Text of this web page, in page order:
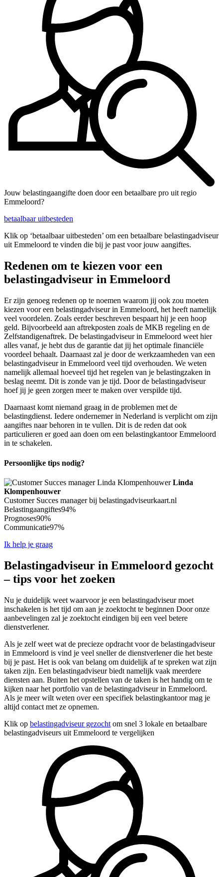
Jouw belastingaangifte doen door een betaalbare pro uit regio
Emmeloord?
betaalbaar uitbesteden
Klik op ‘betaalbaar uitbesteden’ om een betaalbare belastingadviseur
uit Emmeloord te vinden die bij je past voor jouw aangiftes.
Redenen om te kiezen voor een
belastingadviseur in Emmeloord
Er zijn genoeg redenen op te noemen waarom jij ook zou moeten
kiezen voor een belastingadviseur in Emmeloord, het heeft namelijk
veel voordelen. Zoals eerder beschreven bespaart hij je een hoop
geld. Bijvoorbeeld aan aftrekposten zoals de MKB regeling en de
Zelfstandigenaftrek. De belastingadviseur in Emmeloord weet hier
alles vanaf, je hebt dus de garantie dat jij het optimale financiële
voordeel behaalt. Daarnaast zal je door de werkzaamheden van een
belastingadviseur in Emmeloord veel tijd overhouden. We weten
namelijk allemaal hoeveel tijd het regelen van je belastingzaken in
beslag neemt. Dit is zonde van je tijd. Door de belastingadviseur
hoef jij je geen zorgen meer te maken over verspilde tijd.
Daarnaast komt niemand graag in de problemen met de
belastingdienst. Iedere ondernemer in Nederland is verplicht om zijn
aangiftes naar behoren in te vullen. Dit is de reden dat ook
particulieren er goed aan doen om een belastingkantoor Emmeloord
in te schakelen.
Persoonlijke tips nodig?
Linda
Klompenhouwer
Customer Succes manager bij belastingadviseurkaart.nl
Belastingaangiftes94%
Prognoses90%
Communicatie97%
Ik help je graag
Belastingadviseur in Emmeloord gezocht
– tips voor het zoeken
Nu je duidelijk weet waarvoor je een belastingadviseur moet
inschakelen is het tijd om aan je zoektocht te beginnen Door onze
aanbevelingen zal je zoektocht eindigen bij een veel betere
dienstverlener.
Als je zelf weet wat de precieze opdracht voor de belastingadviseur
in Emmeloord is vind je veel sneller de dienstverlener die het beste
bij je past. Het is ook van belang om duidelijk af te spreken wat zijn
taken zijn. Een belastingadviseur biedt namelijk vaak meerdere
diensten aan. Buiten het opstellen van de taken is het handig om te
kijken naar het portfolio van de belastingadviseur in Emmeloord.
Als je meer wilt weten over een specifiek belastingkantoor mag je
altijd contact met ze opnemen.
Klik op belastingadviseur gezocht om snel 3 lokale en betaalbare
belastingadviseurs uit Emmeloord te vergelijken